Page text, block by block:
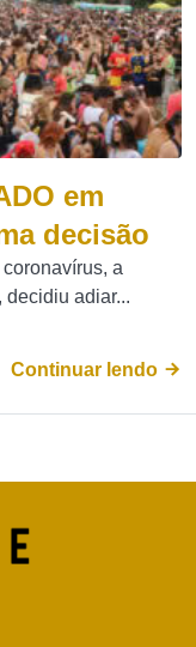
em
decisão
a
adiar...
Continuar lendo